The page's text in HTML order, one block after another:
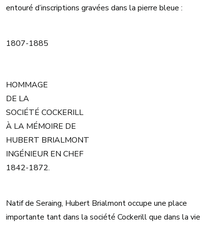
entouré d’inscriptions gravées dans la pierre bleue :
1807-1885
HOMMAGE
DE LA
SOCIÉTÉ COCKERILL
À LA MÉMOIRE DE
HUBERT BRIALMONT
INGÉNIEUR EN CHEF
1842-1872.
Natif de Seraing, Hubert Brialmont occupe une place
importante tant dans la société Cockerill que dans la vie